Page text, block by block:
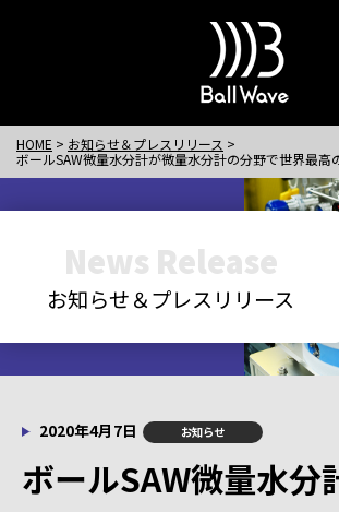
HOME
お知らせ＆プレスリリース
ボールSAW微量水分計が微量水分計の分野で世界最高
News Release
お知らせ＆プレスリリース
2020年4月7日 お知らせ
ボールSAW微量水分